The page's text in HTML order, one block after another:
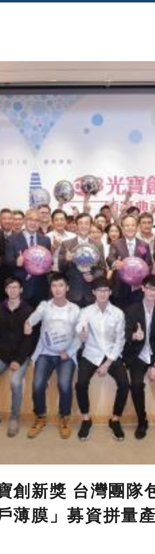
創新獎 台灣團隊
薄膜」募資拼量